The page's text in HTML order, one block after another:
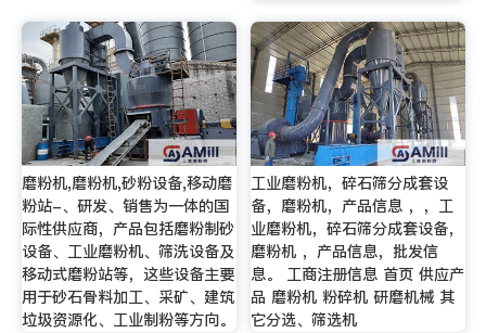
磨粉机,磨粉机,砂粉设备,移动磨
粉站-、研发、销售为一体的国
际性供应商，产品包括磨粉制砂
设备、工业磨粉机、筛洗设备及
移动式磨粉站等，这些设备主要
用于砂石骨料加工、采矿、建筑
垃圾资源化、工业制粉等方向。
工业磨粉机，碎石筛分成套设
备，磨粉机，产品信息 ，，工
业磨粉机，碎石筛分成套设备，
磨粉机 ，产品信息，批发信
息。 工商注册信息 首页 供应产
品 磨粉机 粉碎机 研磨机械 其
它分选、筛选机